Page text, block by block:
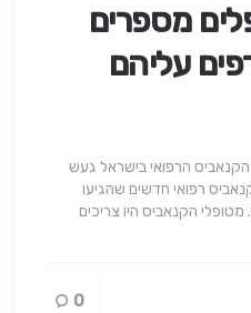
מספרים
עליהם
הרפואי בישראל געש
רפואי חדשים שהגיעו
הקנאביס היו צריכים
0